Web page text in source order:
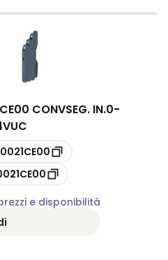
CONVSEG. IN.0-
e disponibilità